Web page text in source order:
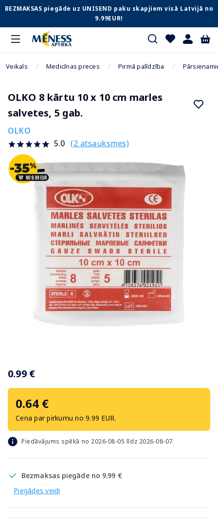
BEZMAKSAS piegāde uz UNISEND paku skapjiem visā Latvijā no
9.99EUR!
Veikals Medicīnas preces Pirmā palīdzība
OLKO 8 kārtu 10 x 10 cm marles
salvetes, 5 gab.
OLKO
5.0 (2 atsauksmes)
0.99 €
0.64 €
Cena par pirkumu no 9.99 EUR.
Piedāvājums spēkā no 2026-08-05 līdz 2026-08-07
Bezmaksas piegāde no 9.99 €
Piegādes veidi